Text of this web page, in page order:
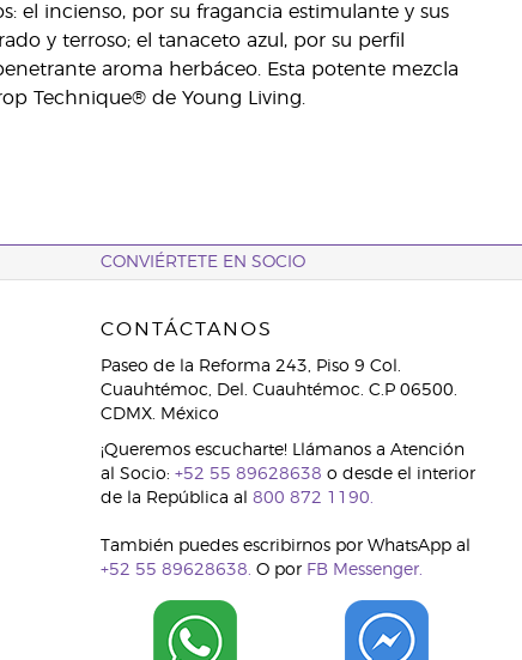
el incienso, por su fragancia estimulante y sus
y terroso; el tanaceto azul, por su perfil
aroma herbáceo. Esta potente mezcla
Technique® de Young Living.
CONVIÉRTETE EN SOCIO
CONTÁCTANOS
Paseo de la Reforma 243, Piso 9 Col.
Cuauhtémoc, Del. Cuauhtémoc. C.P 06500.
CDMX. México
¡Queremos escucharte! Llámanos a Atención
al Socio: +52 55 89628638 o desde el interior
de la República al 800 872 1190.
También puedes escribirnos por WhatsApp al
+52 55 89628638. O por FB Messenger.